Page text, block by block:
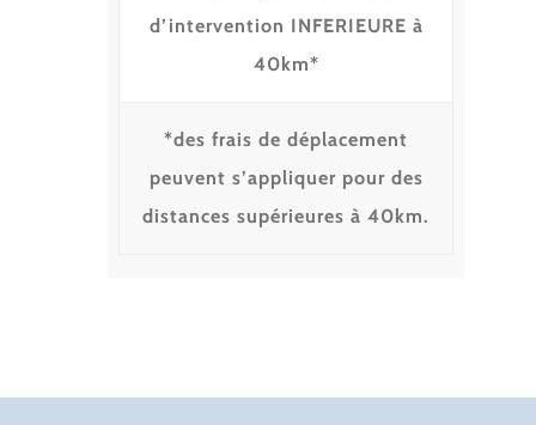
d’intervention INFERIEURE à
40km*
*des frais de déplacement
peuvent s’appliquer pour des
distances supérieures à 40km.